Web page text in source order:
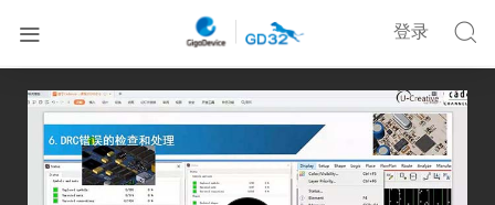
 
登录
首页 基于Cadence的GD32 MCU硬件设计课程四